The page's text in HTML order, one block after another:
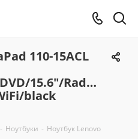
110-15ACL
15.6"/Radeon
black
- Ноутбуки - Ноутбук Lenovo